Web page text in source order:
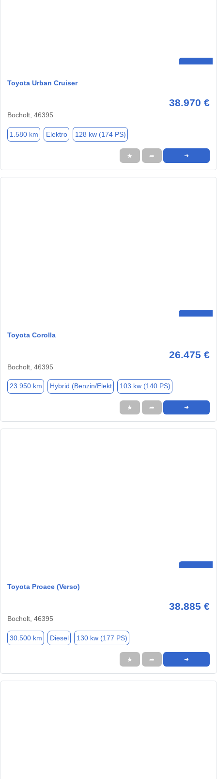
Toyota Urban Cruiser
38.970 €
Bocholt, 46395
1.580 km Elektro 128 kw (174 PS)
★ ➦ ➜
Toyota Corolla
26.475 €
Bocholt, 46395
23.950 km Hybrid (Benzin/Elekt 103 kw (140 PS)
★ ➦ ➜
Toyota Proace (Verso)
38.885 €
Bocholt, 46395
30.500 km Diesel 130 kw (177 PS)
★ ➦ ➜